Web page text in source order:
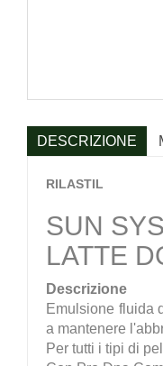
DESCRIZIONE
RILASTIL
SUN
LATTE
Descrizione
Emulsione fluida
a mantenere
Per tutti i tipi di